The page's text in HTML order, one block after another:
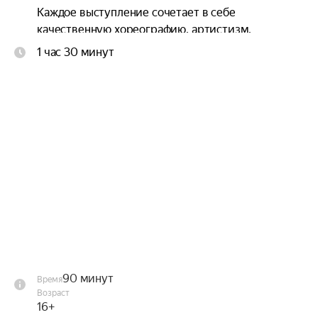
Каждое выступление сочетает в себе
качественную хореографию, артистизм,
мощную энергетику и сексуальность.
— интерактивы
1 час 30 минут
Время90 минут
Возраст
16+